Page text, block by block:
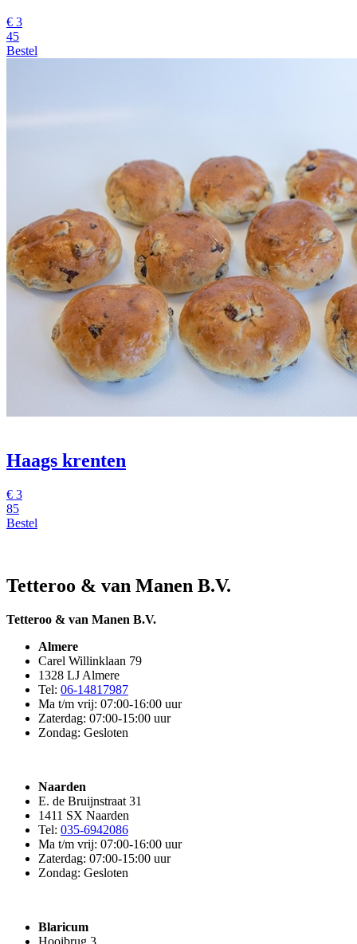
€ 3
45
Bestel
Haags krenten
€ 3
85
Bestel
Tetteroo & van Manen B.V.
Tetteroo & van Manen B.V.
Almere
Carel Willinklaan 79
1328 LJ Almere
Tel: 06-14817987
Ma t/m vrij: 07:00-16:00 uur
Zaterdag: 07:00-15:00 uur
Zondag: Gesloten
Naarden
E. de Bruijnstraat 31
1411 SX Naarden
Tel: 035-6942086
Ma t/m vrij: 07:00-16:00 uur
Zaterdag: 07:00-15:00 uur
Zondag: Gesloten
Blaricum
Hooibrug 3